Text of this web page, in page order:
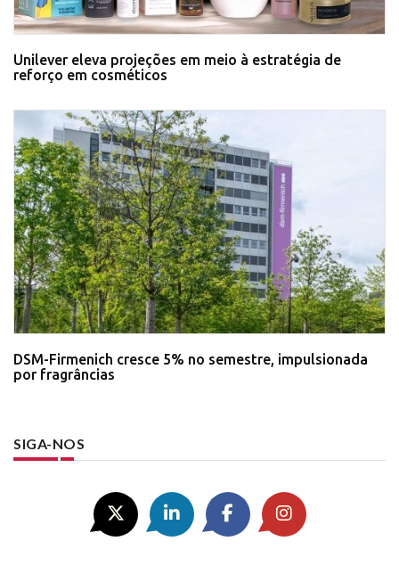
Unilever eleva projeções em meio à estratégia de
reforço em cosméticos
DSM-Firmenich cresce 5% no semestre, impulsionada
por fragrâncias
SIGA-NOS